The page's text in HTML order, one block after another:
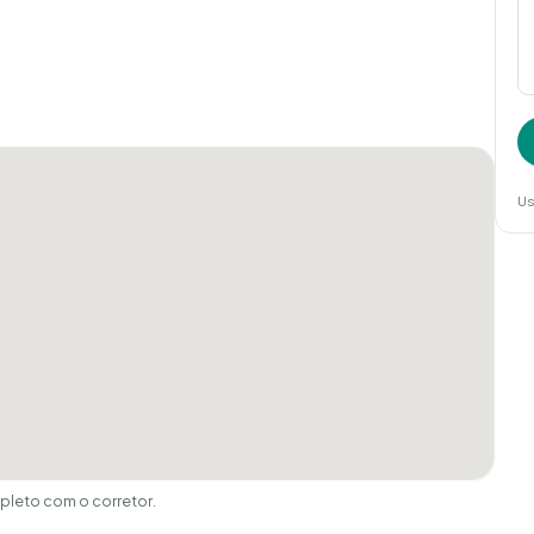
com o corretor.